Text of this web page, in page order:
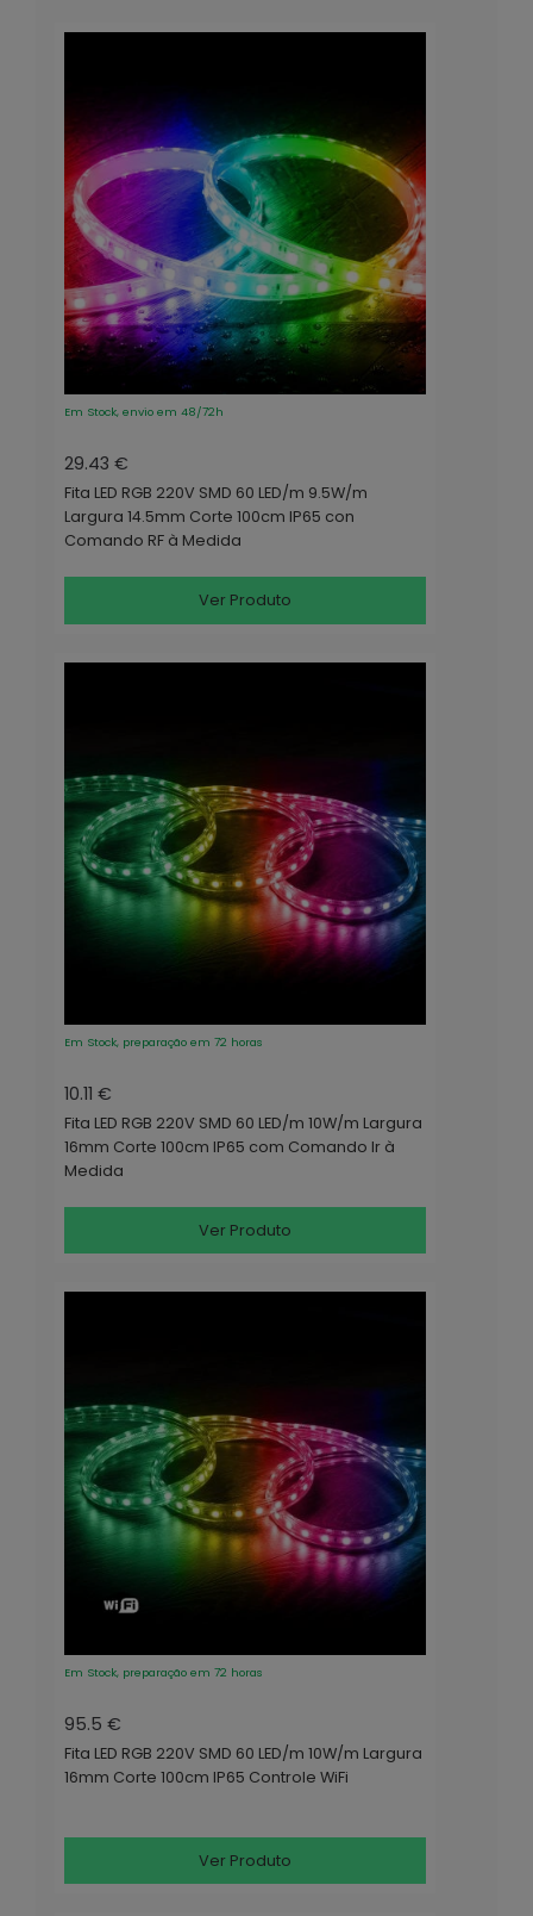
Em Stock, envio em 48/72h
29.43 €
Fita LED RGB 220V SMD 60 LED/m 9.5W/m
Largura 14.5mm Corte 100cm IP65 con
Comando RF à Medida
Ver Produto
Em Stock, preparação em 72 horas
10.11 €
Fita LED RGB 220V SMD 60 LED/m 10W/m Largura
16mm Corte 100cm IP65 com Comando Ir à
Medida
Ver Produto
Em Stock, preparação em 72 horas
95.5 €
Fita LED RGB 220V SMD 60 LED/m 10W/m Largura
16mm Corte 100cm IP65 Controle WiFi
Ver Produto